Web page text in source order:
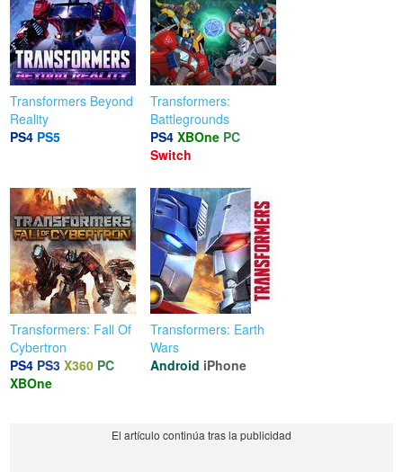
Transformers Beyond
Reality
PS4 PS5
Transformers:
Battlegrounds
PS4 XBOne PC
Switch
Transformers: Fall Of
Cybertron
PS4 PS3 X360 PC
XBOne
Transformers: Earth
Wars
Android iPhone